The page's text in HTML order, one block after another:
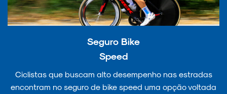
Seguro Bike
Speed
Ciclistas que buscam alto desempenho nas estradas
encontram no seguro de bike speed uma opção voltada